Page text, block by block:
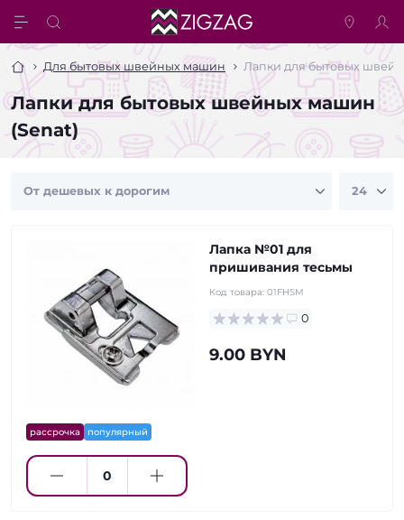
Для бытовых швейных машин Лапки для бытовых
Лапки для бытовых швейных машин
(Senat)
рассрочка популярный
Лапка №01 для
пришивания тесьмы
Код товара: 01FHSM
0
9.00 BYN